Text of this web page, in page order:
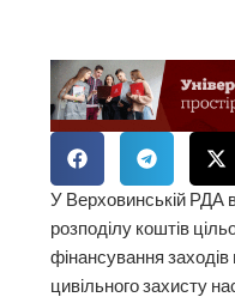
У Верховинській РДА
розподілу коштів
фінансування заходів
цивільного захисту